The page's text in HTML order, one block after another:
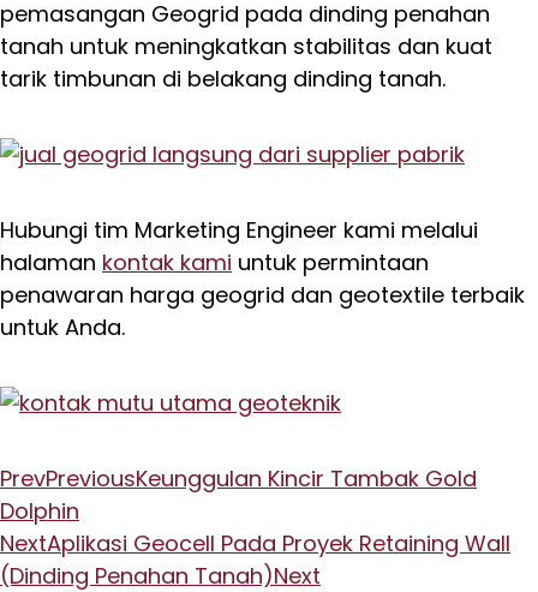
pemasangan Geogrid pada dinding penahan
tanah untuk meningkatkan stabilitas dan kuat
tarik timbunan di belakang dinding tanah.
Hubungi tim Marketing Engineer kami melalui
halaman kontak kami untuk permintaan
penawaran harga geogrid dan geotextile terbaik
untuk Anda.
PrevPreviousKeunggulan Kincir Tambak Gold
Dolphin
NextAplikasi Geocell Pada Proyek Retaining Wall
(Dinding Penahan Tanah)Next